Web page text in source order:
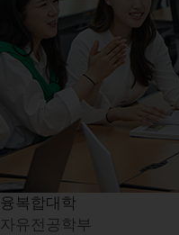
융복합대학
자유전공학부